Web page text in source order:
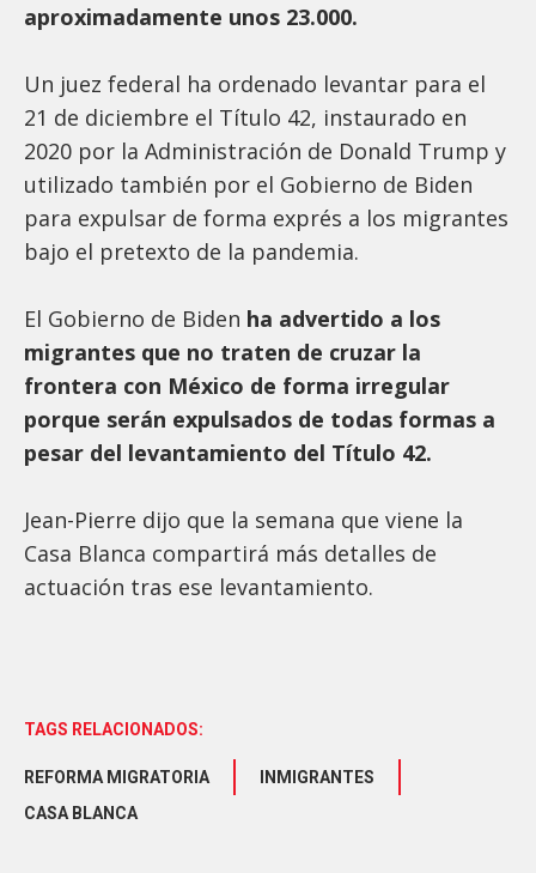
aproximadamente unos 23.000.
Un juez federal ha ordenado levantar para el
21 de diciembre el Título 42, instaurado en
2020 por la Administración de Donald Trump y
utilizado también por el Gobierno de Biden
para expulsar de forma exprés a los migrantes
bajo el pretexto de la pandemia.
El Gobierno de Biden ha advertido a los
migrantes que no traten de cruzar la
frontera con México de forma irregular
porque serán expulsados de todas formas a
pesar del levantamiento del Título 42.
Jean-Pierre dijo que la semana que viene la
Casa Blanca compartirá más detalles de
actuación tras ese levantamiento.
TAGS RELACIONADOS:
REFORMA MIGRATORIA
INMIGRANTES
CASA BLANCA